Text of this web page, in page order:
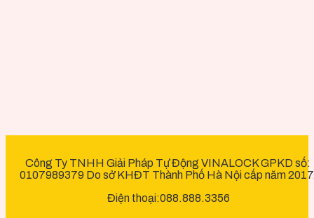
Công Ty TNHH Giải Pháp Tự Động VINALOCK GPKD số:
0107989379 Do sở KHĐT Thành Phố Hà Nội cấp năm
Điện thoại:088.888.3356